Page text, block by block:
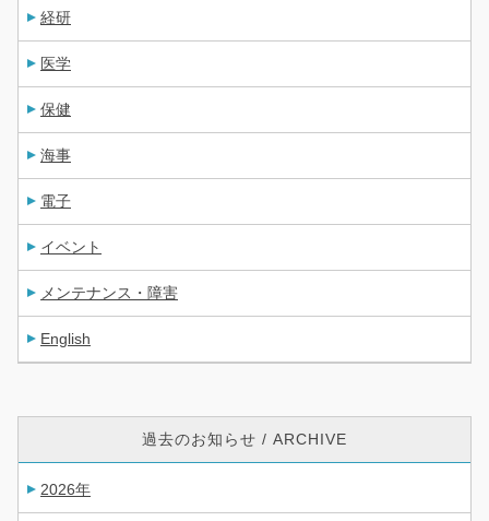
経研
医学
保健
海事
電子
イベント
メンテナンス・障害
English
過去のお知らせ / ARCHIVE
2026年